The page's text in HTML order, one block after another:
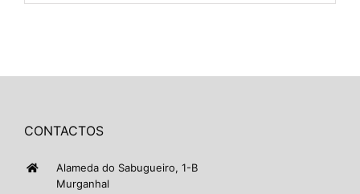
CONTACTOS
Alameda do Sabugueiro, 1-B
Murganhal